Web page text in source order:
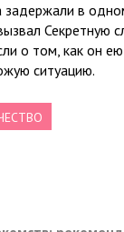
в
Секретную
о том, как он
ситуацию.